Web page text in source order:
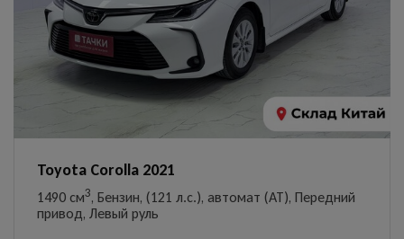
Toyota Corolla 2021
1490 см3, Бензин, (121 л.с.), автомат (AT), Передний
привод, Левый руль